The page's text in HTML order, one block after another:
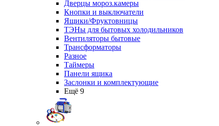
Дверцы мороз.камеры
Кнопки и выключатели
Ящики/Фруктовницы
ТЭНы для бытовых холодильников
Вентиляторы бытовые
Трансформаторы
Разное
Таймеры
Панели ящика
Заслонки и комплектующие
Ещё 9